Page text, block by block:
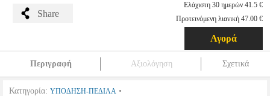
Share
Ελάχιστη 30 ημερών 41.5 €
Προτεινόμενη λιανική 47.00 €
Αγορά
Περιγραφή Αξιολόγηση Σχετικά
Κατηγορία: ΥΠΟΔΗΣΗ-ΠΕΔΙΛΑ •